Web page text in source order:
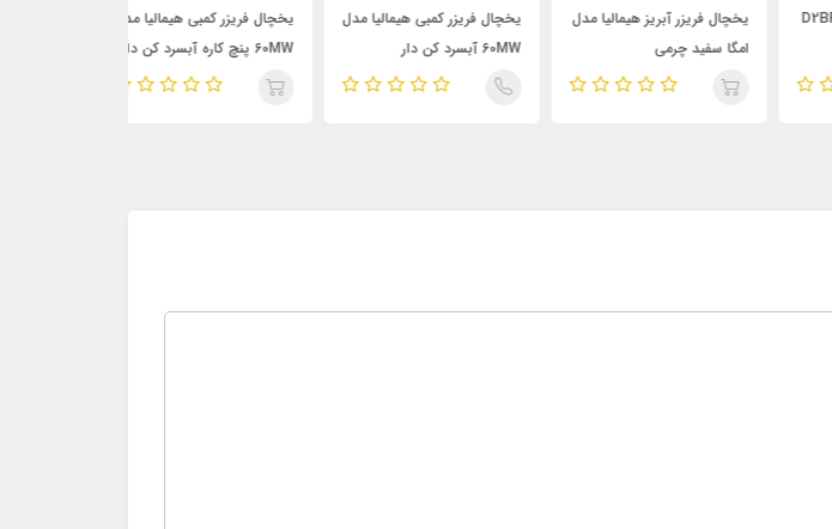
یخچال فریزر آبریز هیمالیا مدل
امگا سفید چرمی
یخچال فریزر کمبی هیمالیا مدل
60MW آبسرد کن دار
پلاتینیومی
یخچال فریزر کمبی هیمالیا مدل
60MW پنچ کاره آبسرد کن دار